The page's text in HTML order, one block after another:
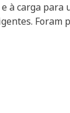
à carga